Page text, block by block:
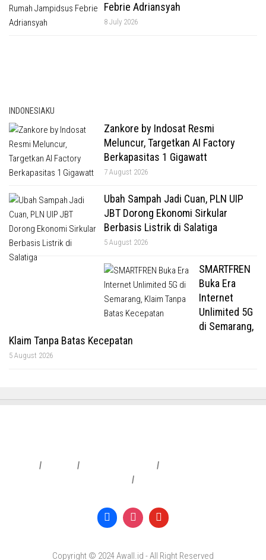
Febrie Adriansyah
8 July 2026
INDONESIAKU
Zankore by Indosat Resmi
Meluncur, Targetkan AI Factory
Berkapasitas 1 Gigawatt
7 August 2026
Ubah Sampah Jadi Cuan, PLN UIP
JBT Dorong Ekonomi Sirkular
Berbasis Listrik di Salatiga
5 August 2026
SMARTFREN
Buka Era
Internet
Unlimited 5G
di Semarang,
Klaim Tanpa Batas Kecepatan
5 August 2026
| | |
|
Copyright © 2024 Awall.id - All Right Reserved